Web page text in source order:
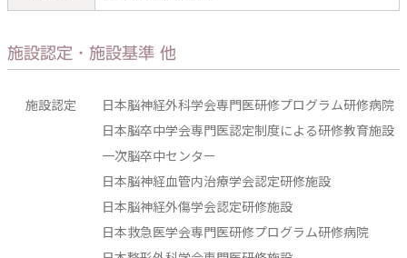
施設認定・施設基準 他
施設認定
日本脳神経外科学会専門医研修プログラム研修病院
日本脳卒中学会専門医認定制度による研修教育施設
一次脳卒中センター
日本脳神経血管内治療学会認定研修施設
日本脳神経外傷学会認定研修施設
日本救急医学会専門医研修プログラム研修病院